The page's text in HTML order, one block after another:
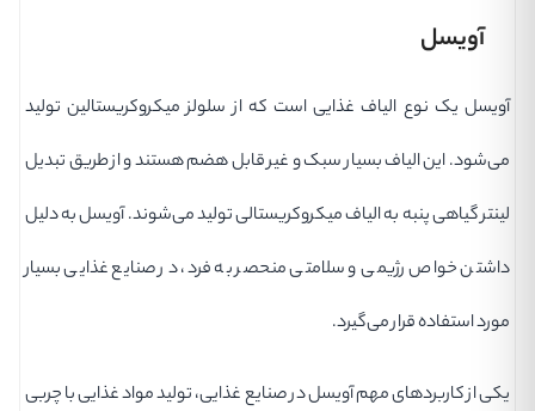
آویسل
آویسل یک نوع الیاف غذایی است که از سلولز میکروکریستالین تولید
می‌شود. این الیاف بسیار سبک و غیر قابل هضم هستند و از طریق تبدیل
لینتر گیاهی پنبه به الیاف میکروکریستالی تولید می‌شوند. آویسل به دلیل
داشتن خواص رژیمی و سلامتی منحصر به فرد، در صنایع غذایی بسیار
مورد استفاده قرار می‌گیرد.
یکی از کاربردهای مهم آویسل در صنایع غذایی، تولید مواد غذایی با چربی